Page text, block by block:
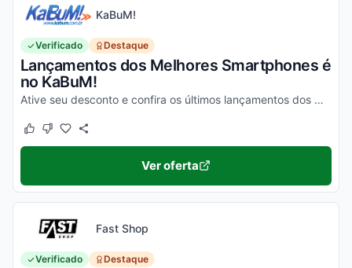
KaBuM!
Verificado Destaque
Lançamentos dos Melhores Smartphones é
no KaBuM!
Ative seu desconto e confira os últimos lançamentos dos melhores smartphones de 2020 na loja virtual KaBuM!
Este cupom funcionou
Este cupom não funcionou
Ver oferta
Fast Shop
Verificado Destaque